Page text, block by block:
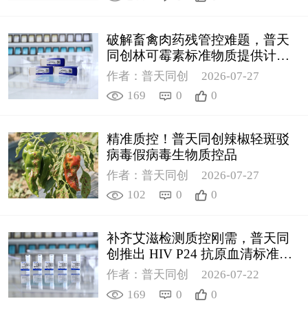
破解畜禽肉药残管控难题，普天
同创林可霉素标准物质提供计量
支撑
作者：普天同创
2026-07-27
169
0 0
精准质控！普天同创辣椒轻斑驳
病毒假病毒生物质控品
作者：普天同创
2026-07-27
102
0 0
补齐艾滋检测质控刚需，普天同
创推出 HIV P24 抗原血清标准物
质
作者：普天同创
2026-07-22
169
0 0